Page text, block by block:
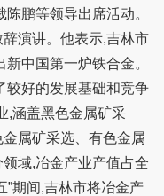
鹏等领导出席活动。
演讲。他表示,吉林市
中国第一炉铁合金。
较好的发展基础和竞争
,涵盖黑色金属矿采
属矿采选、有色金属
域,冶金产业产值占全
”期间,吉林市将冶金产